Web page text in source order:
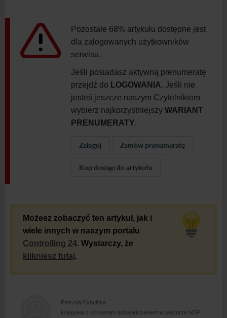
Pozostałe 68% artykułu dostępne jest
dla zalogowanych użytkowników
serwisu.
Jeśli posiadasz aktywną prenumeratę
przejdź do LOGOWANIA. Jeśli nie
jesteś jeszcze naszym Czytelnikiem
wybierz najkorzystniejszy WARIANT
PRENUMERATY.
Zaloguj Zamów prenumeratę
Kup dostęp do artykułu
Możesz zobaczyć ten artykuł, jak i
wiele innych w naszym portalu
Controlling 24. Wystarczy, że
klikniesz tutaj.
Patrycja Cybulska
księgowa z kilkuletnim doświadczeniem w sektorze MŚP.